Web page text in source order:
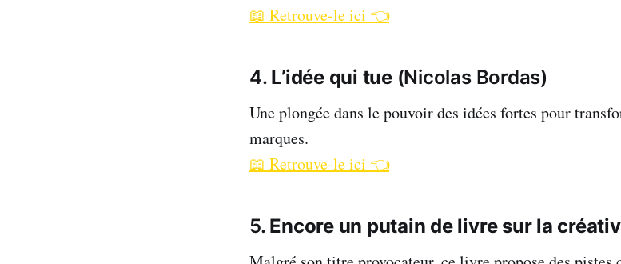
📖 Retrouve-le ici 👈
4. L’idée qui tue(Nicolas Bordas)
Une plongée dans le pouvoir des idées fortes pour
marques.
📖 Retrouve-le ici 👈
5. Encore un putain de livre sur la